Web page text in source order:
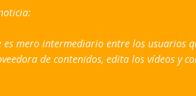
es mero intermediario entre los usuarios
de contenidos, edita los vídeos y